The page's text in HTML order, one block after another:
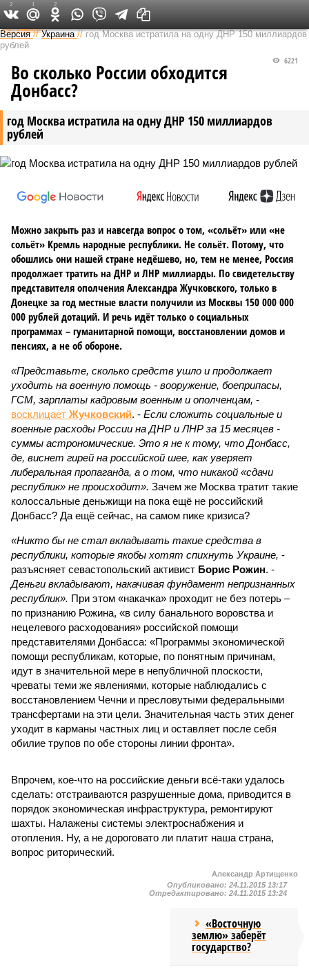
Федеральный выпуск
Версия //Украина //год Москва истратила на одну ДНР 150 миллиардов
рублей
год Москва истратила на одну ДНР 150 миллиардов
рублей
6221
Во сколько России обходится
Донбасс?
Можно закрыть раз и навсегда вопрос о том, «сольёт» или «не
сольёт» Кремль народные республики. Не сольёт. Потому, что
обошлись они нашей стране недёшево, но, тем не менее, Россия
продолжает тратить на ДНР и ЛНР миллиарды. По свидетельству
представителя ополчения Александра Жучковского, только в
Донецке за год местные власти получили из Москвы 150 000 000
000 рублей дотаций. И речь идёт только о социальных
программах – гуманитарной помощи, восстановлении домов и
пенсиях, а не об обороне.
«Представьте, сколько средств ушло и продолжает
уходить на военную помощь - вооружение, боеприпасы,
ГСМ, зарплаты кадровым военным и ополченцам, -
восклицает Жучковский. - Если сложить социальные и
военные расходы России на ДНР и ЛНР за 15 месяцев -
суммы астрономические. Это я не к тому, что Донбасс,
де, виснет гирей на российской шее, как уверяет
либеральная пропаганда, а о том, что никакой «сдачи
республик» не происходит». Зачем же Москва тратит такие
колоссальные деньжищи на пока ещё не российский
Донбасс? Да ещё сейчас, на самом пике кризиса?
«Никто бы не стал вкладывать такие средства в
республики, которые якобы хотят спихнуть Украине, -
разъясняет севастопольский активист Борис Рожин. -
Деньги вкладывают, накачивая фундамент непризнанных
республик». При этом «накачка» проходит не без потерь –
по признанию Рожина, «в силу банального воровства и
нецелевого расходования» российской помощи
представителями Донбасса: «Программы экономической
помощи республикам, которые, по понятным причинам,
идут в значительной мере в непубличной плоскости,
чреваты теми же явлениями, которые наблюдались с
восстановлением Чечни и пресловутыми федеральными
трансфертами на эти цели. Значительная часть этих денег
уходит в карманы частных лиц и оставляет после себя
обилие трупов по обе стороны линии фронта».
Впрочем, кое-что на российские деньги всё-таки удалось
сделать: отстраиваются разрушенные дома, приводится в
порядок экономическая инфраструктура, ремонтируют
шахты. Налажены системы электроснабжения и
отопления. Ну, а не дороговато ли платит наша страна,
вопрос риторический.
2 1 2
Александр Артищенко
Опубликовано: 24.11.2015 13:17
Отредактировано: 24.11.2015 13:24
«Восточную
землю» заберёт
государство?